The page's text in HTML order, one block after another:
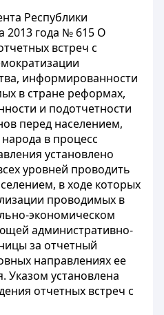
Республики
2013 года № 615 О
встреч с
информированности
в стране реформах,
и подотчетности
перед населением,
в процесс
установлено
уровней проводить
в ходе которых
проводимых в
экономическом
административно-
за отчетный
направлениях ее
Указом установлена
отчетных встреч с